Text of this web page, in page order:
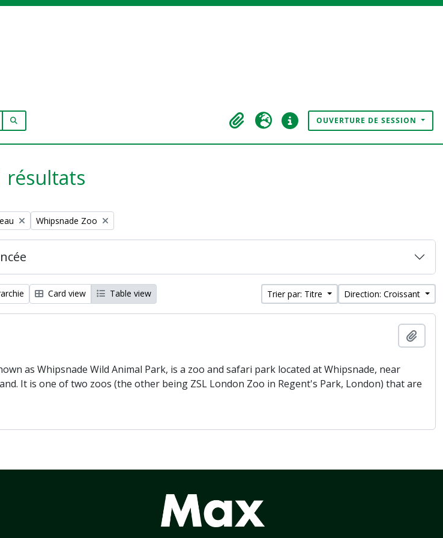
Presse-papier
LangueLiens rapidesOUVERTURE DE SESSION
résultats
Remove filter:
Whipsnade Zoo
Card view Table view Trier par: Titre Direction: Croissant
as Whipsnade Wild Animal Park, is a zoo and safari park located at Whipsnade, near
It is one of two zoos (the other being ZSL London Zoo in Regent's Park, London) that are